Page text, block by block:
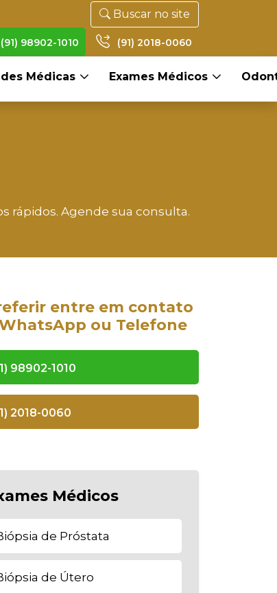
Buscar no site
(91) 2018-0060
(91) 98902-1010
Médicas Exames Médicos
rápidos. Agende sua consulta.
entre em contato
ou Telefone
98902-1010
2018-0060
Médicos
de Próstata
de Útero